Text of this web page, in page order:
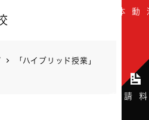
「ハイブリッド授業」